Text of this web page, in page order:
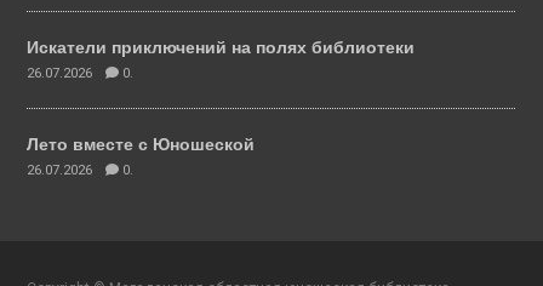
Искатели приключений на полях библиотеки
26.07.2026 0.
Лето вместе с Юношеской
26.07.2026 0.